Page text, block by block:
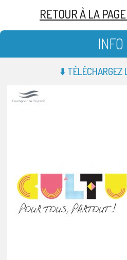
RETOUR À LA
⬇️ TÉLÉCHARGEZ